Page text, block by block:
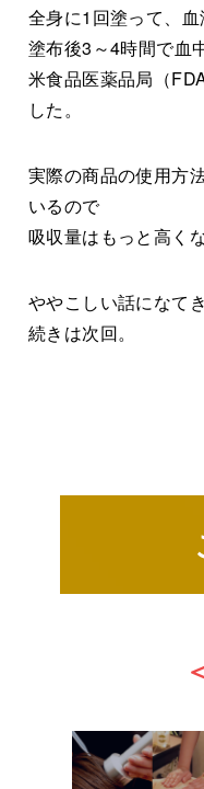
全身に1回塗って、
塗布後3～4時間で血
米食品医薬品局（
した。
実際の商品の使用方
いるので
吸収量はもっと高く
ややこしい話になて
続きは次回。